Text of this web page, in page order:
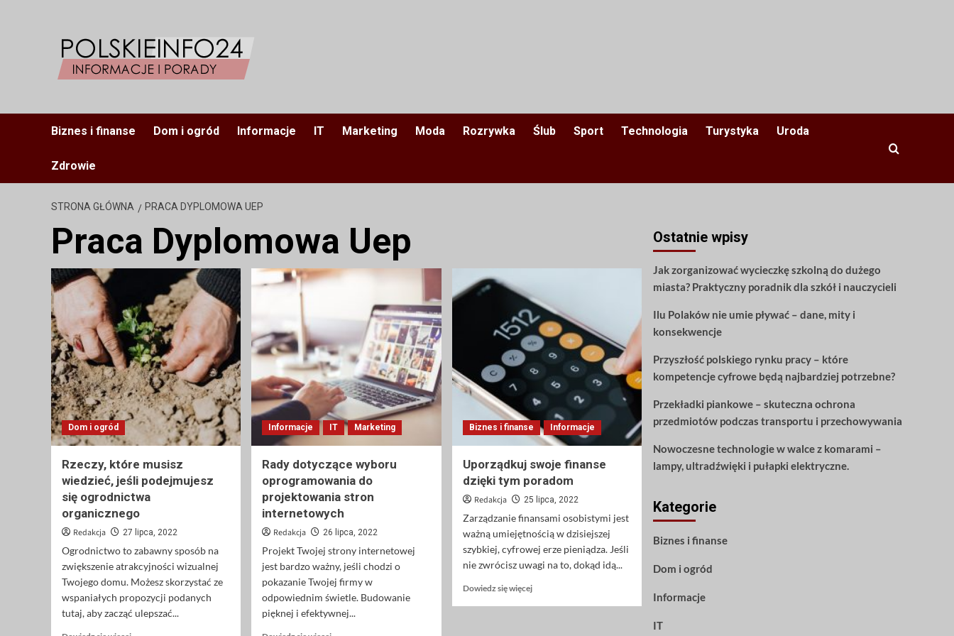
Biznes i finanse Dom i ogród Informacje IT Marketing Moda Rozrywka Ślub Sport Technologia Turystyka Uroda
Zdrowie
STRONA GŁÓWNA PRACA DYPLOMOWA UEP
Praca Dyplomowa Uep
Dom i ogród
Rzeczy, które musisz
wiedzieć, jeśli podejmujesz
się ogrodnictwa
organicznego
Redakcja 27 lipca, 2022
Ogrodnictwo to zabawny sposób na
zwiększenie atrakcyjności wizualnej
Twojego domu. Możesz skorzystać ze
wspaniałych propozycji podanych
tutaj, aby zacząć ulepszać...
Informacje IT Marketing
Rady dotyczące wyboru
oprogramowania do
projektowania stron
internetowych
Redakcja 26 lipca, 2022
Projekt Twojej strony internetowej
jest bardzo ważny, jeśli chodzi o
pokazanie Twojej firmy w
odpowiednim świetle. Budowanie
pięknej i efektywnej...
Biznes i finanse Informacje
Uporządkuj swoje finanse
dzięki tym poradom
Redakcja 25 lipca, 2022
Zarządzanie finansami osobistymi jest
ważną umiejętnością w dzisiejszej
szybkiej, cyfrowej erze pieniądza. Jeśli
nie zwrócisz uwagi na to, dokąd idą...
Dowiedz się więcejDowiedz
Ostatnie wpisy
Jak zorganizować wycieczkę szkolną do dużego
miasta? Praktyczny poradnik dla szkół i nauczycieli
Ilu Polaków nie umie pływać – dane, mity i
konsekwencje
Przyszłość polskiego rynku pracy – które
kompetencje cyfrowe będą najbardziej potrzebne?
Przekładki piankowe – skuteczna ochrona
przedmiotów podczas transportu i przechowywania
Nowoczesne technologie w walce z komarami –
lampy, ultradźwięki i pułapki elektryczne.
Kategorie
Biznes i finanse
Dom i ogród
Informacje
IT